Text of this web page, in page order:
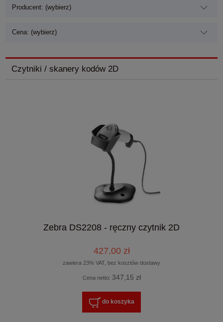
Producent: (wybierz)
Cena: (wybierz)
Czytniki / skanery kodów 2D
Zebra DS2208 - ręczny czytnik 2D
427,00 zł
zawiera 23% VAT, bez kosztów dostawy
Cena netto: 347,15 zł
do koszyka